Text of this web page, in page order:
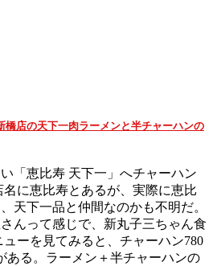
橋店の天下一肉ラーメンと半チャーハンの
「恵比寿 天下一」へチャーハン
に恵比寿とあるが、実際に恵比
天下一品と仲間なのかも不明だ。
んって感じで、新丸子三ちゃん食
ーを見てみると、チャーハン780
ある。ラーメン＋半チャーハンの